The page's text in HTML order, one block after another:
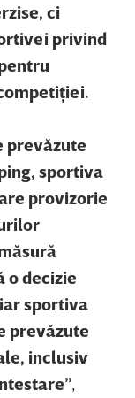
ci
privind
prevăzute
sportiva
provizorie
o decizie
sportiva
prevăzute
inclusiv
,